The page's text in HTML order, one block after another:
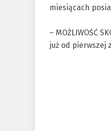
miesiącach
– MOŻLIWOŚĆ
już od pierwszej